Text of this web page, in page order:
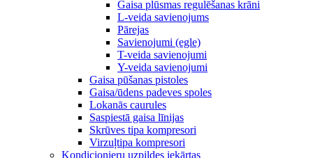
Gaisa plūsmas regulēšanas krāni
L-veida savienojums
Pārejas
Savienojumi (egle)
T-veida savienojumi
Y-veida savienojumi
Gaisa pūšanas pistoles
Gaisa/ūdens padeves spoles
Lokanās caurules
Saspiestā gaisa līnijas
Skrūves tipa kompresori
Virzuļtipa kompresori
Kondicionieru uzpildes iekārtas